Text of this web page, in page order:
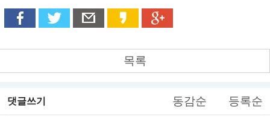
목록
댓글쓰기 동감순 등록순